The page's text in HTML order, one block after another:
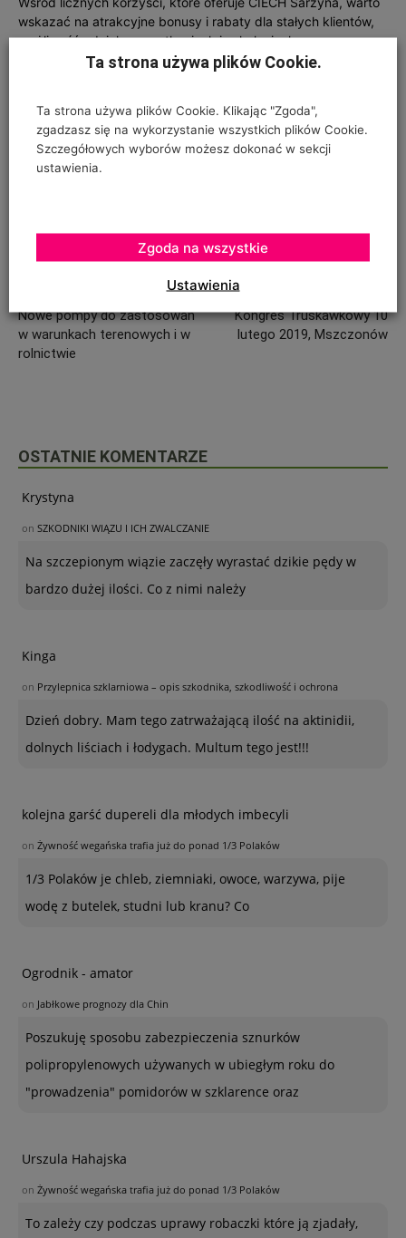
wskazać na atrakcyjne bonusy i rabaty dla stałych klientów,
możliwość udziału w spotkaniach i szkoleniach, czy
możliwość skorzystania z nowoczesnych narzędzi
Źródło: Informacje prasowe Ciech Sarzyna
Nowe pompy do zastosowań
w warunkach terenowych i w
rolnictwie
Kongres Truskawkowy 10
lutego 2019, Mszczonów
OSTATNIE KOMENTARZE
Krystyna
on SZKODNIKI WIĄZU I ICH ZWALCZANIE
Na szczepionym wiązie zaczęły wyrastać dzikie pędy w
bardzo dużej ilości. Co z nimi należy
Kinga
on Przylepnica szklarniowa – opis szkodnika, szkodliwość i ochrona
Dzień dobry. Mam tego zatrważającą ilość na aktinidii,
dolnych liściach i łodygach. Multum tego jest!!!
kolejna garść dupereli dla młodych imbecyli
on Żywność wegańska trafia już do ponad 1/3 Polaków
1/3 Polaków je chleb, ziemniaki, owoce, warzywa, pije
wodę z butelek, studni lub kranu? Co
Ogrodnik - amator
on Jabłkowe prognozy dla Chin
Poszukuję sposobu zabezpieczenia sznurków
polipropylenowych używanych w ubiegłym roku do
"prowadzenia" pomidorów w szklarence oraz
Urszula Hahajska
on Żywność wegańska trafia już do ponad 1/3 Polaków
To zależy czy podczas uprawy robaczki które ją zjadały,
Ta strona używa plików Cookie.
Ta strona używa plików Cookie. Klikając "Zgoda",
zgadzasz się na wykorzystanie wszystkich plików Cookie.
Szczegółowych wyborów możesz dokonać w sekcji
ustawienia.
Ustawienia
Zgoda na wszystkie